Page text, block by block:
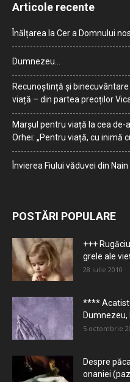
Articole recente
Înălțarea la Cer a Domnului
Dumnezeu…
Recunoștință și
viață – din partea preoților
Marșul pentru viață la cea de-
Orhei: „Pentru viață, cu inimă
Învierea Fiului văduvei din Nain
POSTĂRI POPULARE
+++
grele ale
28 iulie 2010
****
Dumnezeu,
5 octombrie
Despre
onaniei